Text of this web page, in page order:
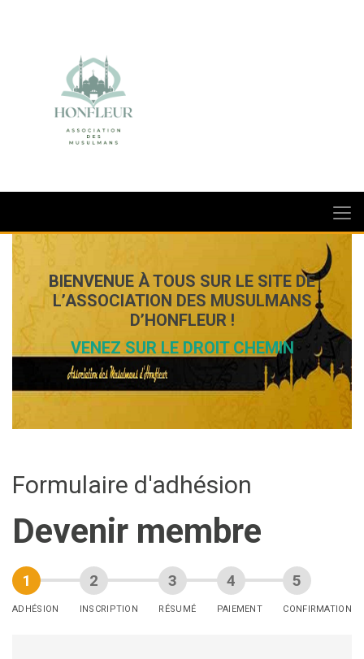
BIENVENUE À TOUS SUR LE SITE DE
L’ASSOCIATION DES MUSULMANS
D’HONFLEUR !
VENEZ SUR LE DROIT CHEMIN
Formulaire d'adhésion
Devenir membre
ADHÉSION INSCRIPTION RÉSUMÉ PAIEMENT CONFIRMATION